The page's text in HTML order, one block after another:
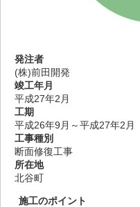
発注者
(株)前田開発
竣工年月
平成27年2月
工期
平成26年9月～平成27年2月
工事種別
断面修復工事
所在地
北谷町
施工のポイント